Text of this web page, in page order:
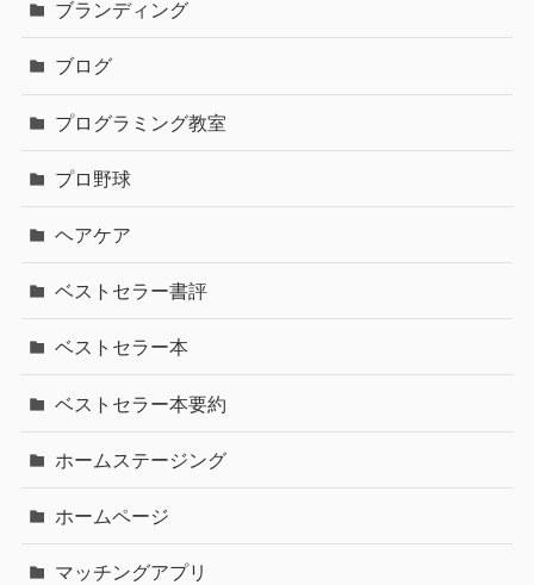
ブランディング
ブログ
プログラミング教室
プロ野球
ヘアケア
ベストセラー書評
ベストセラー本
ベストセラー本要約
ホームステージング
ホームページ
マッチングアプリ